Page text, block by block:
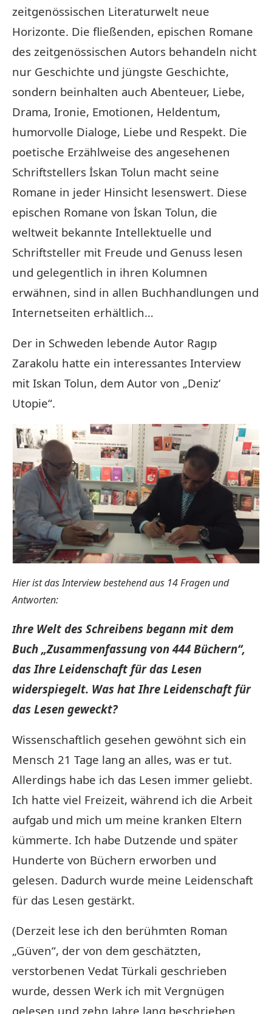
zeitgenössischen Literaturwelt neue
Horizonte. Die fließenden, epischen Romane
des zeitgenössischen Autors behandeln nicht
nur Geschichte und jüngste Geschichte,
sondern beinhalten auch Abenteuer, Liebe,
Drama, Ironie, Emotionen, Heldentum,
humorvolle Dialoge, Liebe und Respekt. Die
poetische Erzählweise des angesehenen
Schriftstellers İskan Tolun macht seine
Romane in jeder Hinsicht lesenswert. Diese
epischen Romane von İskan Tolun, die
weltweit bekannte Intellektuelle und
Schriftsteller mit Freude und Genuss lesen
und gelegentlich in ihren Kolumnen
erwähnen, sind in allen Buchhandlungen und
Internetseiten erhältlich…
Der in Schweden lebende Autor Ragıp
Zarakolu hatte ein interessantes Interview
mit Iskan Tolun, dem Autor von „Deniz‘
Utopie“.
Hier ist das Interview bestehend aus 14 Fragen und
Antworten:
Ihre Welt des Schreibens begann mit dem
Buch „Zusammenfassung von 444 Büchern“,
das Ihre Leidenschaft für das Lesen
widerspiegelt. Was hat Ihre Leidenschaft für
das Lesen geweckt?
Wissenschaftlich gesehen gewöhnt sich ein
Mensch 21 Tage lang an alles, was er tut.
Allerdings habe ich das Lesen immer geliebt.
Ich hatte viel Freizeit, während ich die Arbeit
aufgab und mich um meine kranken Eltern
kümmerte. Ich habe Dutzende und später
Hunderte von Büchern erworben und
gelesen. Dadurch wurde meine Leidenschaft
für das Lesen gestärkt.
(Derzeit lese ich den berühmten Roman
„Güven“, der von dem geschätzten,
verstorbenen Vedat Türkali geschrieben
wurde, dessen Werk ich mit Vergnügen
gelesen und zehn Jahre lang beschrieben